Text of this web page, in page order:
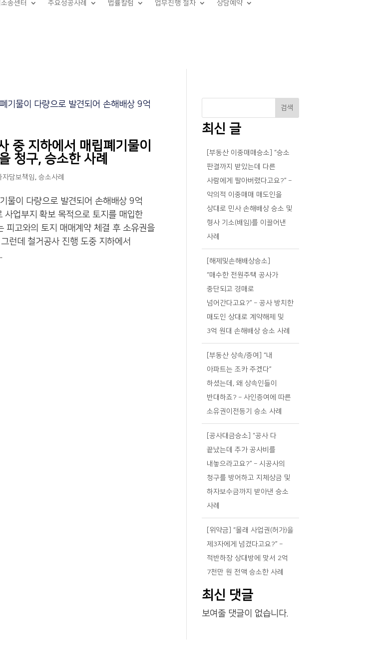
송센터 주요성공사례 법률칼럼 업무진행 절차 상담예약
중 지하에서 매립폐기물이
청구, 승소한 사례
담보책임,승소사례
물이 다량으로 발견되어 손해배상 9억
업부지 확보 목적으로 토지를 매입한
피고와의 토지 매매계약 체결 후 소유권을
런데 철거공사 진행 도중 지하에서
검색
최신 글
[부동산 이중매매승소] “승소
판결까지 받았는데 다른
사람에게 팔아버렸다고요?” –
악의적 이중매매 매도인을
상대로 민사 손해배상 승소 및
형사 기소(배임)를 이끌어낸
사례
[해제및손해배상승소]
“매수한 전원주택 공사가
중단되고 경매로
넘어간다고요?” – 공사 방치한
매도인 상대로 계약해제 및
3억 원대 손해배상 승소 사례
[부동산 상속/증여] “내
아파트는 조카 주겠다”
하셨는데, 왜 상속인들이
반대하죠? – 사인증여에 따른
소유권이전등기 승소 사례
[공사대금승소] “공사 다
끝났는데 추가 공사비를
내놓으라고요?” – 시공사의
청구를 방어하고 지체상금 및
하자보수금까지 받아낸 승소
사례
[위약금] “몰래 사업권(허가)을
제3자에게 넘겼다고요?” –
적반하장 상대방에 맞서 2억
7천만 원 전액 승소한 사례
최신 댓글
보여줄 댓글이 없습니다.